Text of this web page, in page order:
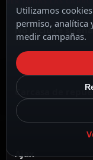
No incluye sirena
Carcasa de
Ajax
Utilizamos
permiso, analítica
medir campañas.